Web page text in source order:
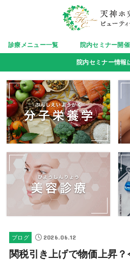
診療メニュー一覧 院内セミナー開
院内セミナー情報
ブログ 2026.06.12
関税引き上げで物価上昇